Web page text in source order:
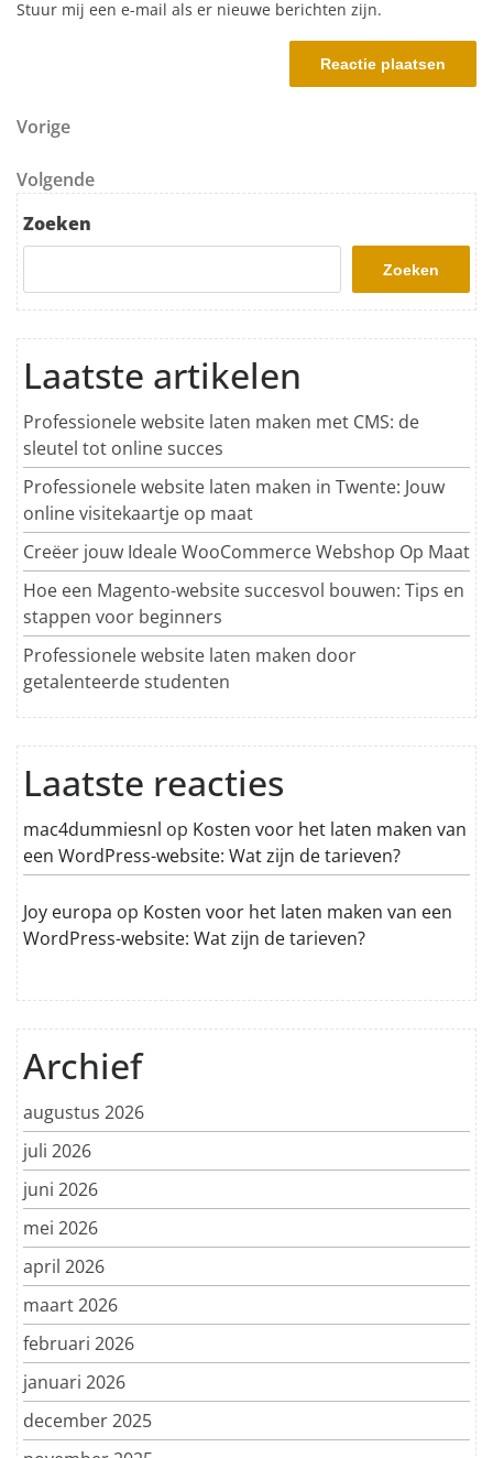
Stuur mij een e-mail als er nieuwe berichten zijn.
Berichtnavigatie
Vorig bericht
Vorige
Volgend bericht
Volgende
Zoeken
Zoeken
Laatste artikelen
Professionele website laten maken met CMS: de
sleutel tot online succes
Professionele website laten maken in Twente: Jouw
online visitekaartje op maat
Creëer jouw Ideale WooCommerce Webshop Op Maat
Hoe een Magento-website succesvol bouwen: Tips en
stappen voor beginners
Professionele website laten maken door
getalenteerde studenten
Laatste reacties
mac4dummiesnl op Kosten voor het laten maken van
een WordPress-website: Wat zijn de tarieven?
Joy europa op Kosten voor het laten maken van een
WordPress-website: Wat zijn de tarieven?
Archief
augustus 2026
juli 2026
juni 2026
mei 2026
april 2026
maart 2026
februari 2026
januari 2026
december 2025